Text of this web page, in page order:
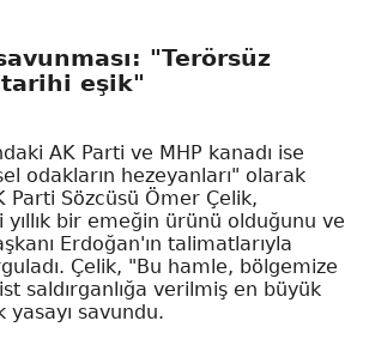
"Terörsüz
eşik"
AK Parti ve MHP kanadı ise
odakların hezeyanları" olarak
Parti Sözcüsü Ömer Çelik,
bir emeğin ürünü olduğunu ve
Erdoğan'ın talimatlarıyla
Çelik, "Bu hamle, bölgemize
saldırganlığa verilmiş en büyük
yasayı savundu.